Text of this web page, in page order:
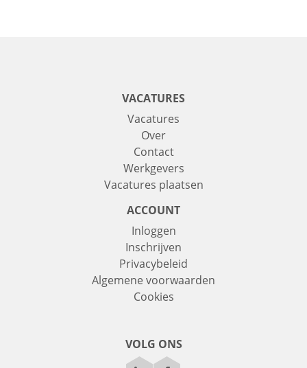
VACATURES
Vacatures
Over
Contact
Werkgevers
Vacatures plaatsen
ACCOUNT
Inloggen
Inschrijven
Privacybeleid
Algemene voorwaarden
Cookies
VOLG ONS